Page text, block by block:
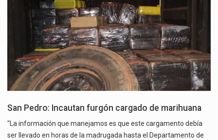
San Pedro: Incautan furgón cargado de marihuana
"La información que manejamos es que este cargamento debía
ser llevado en horas de la madrugada hasta el Departamento de